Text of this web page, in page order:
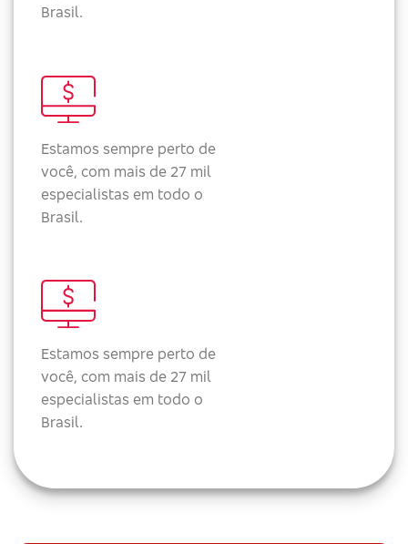
Brasil.
Estamos sempre perto de
você, com mais de 27 mil
especialistas em todo o
Brasil.
Estamos sempre perto de
você, com mais de 27 mil
especialistas em todo o
Brasil.